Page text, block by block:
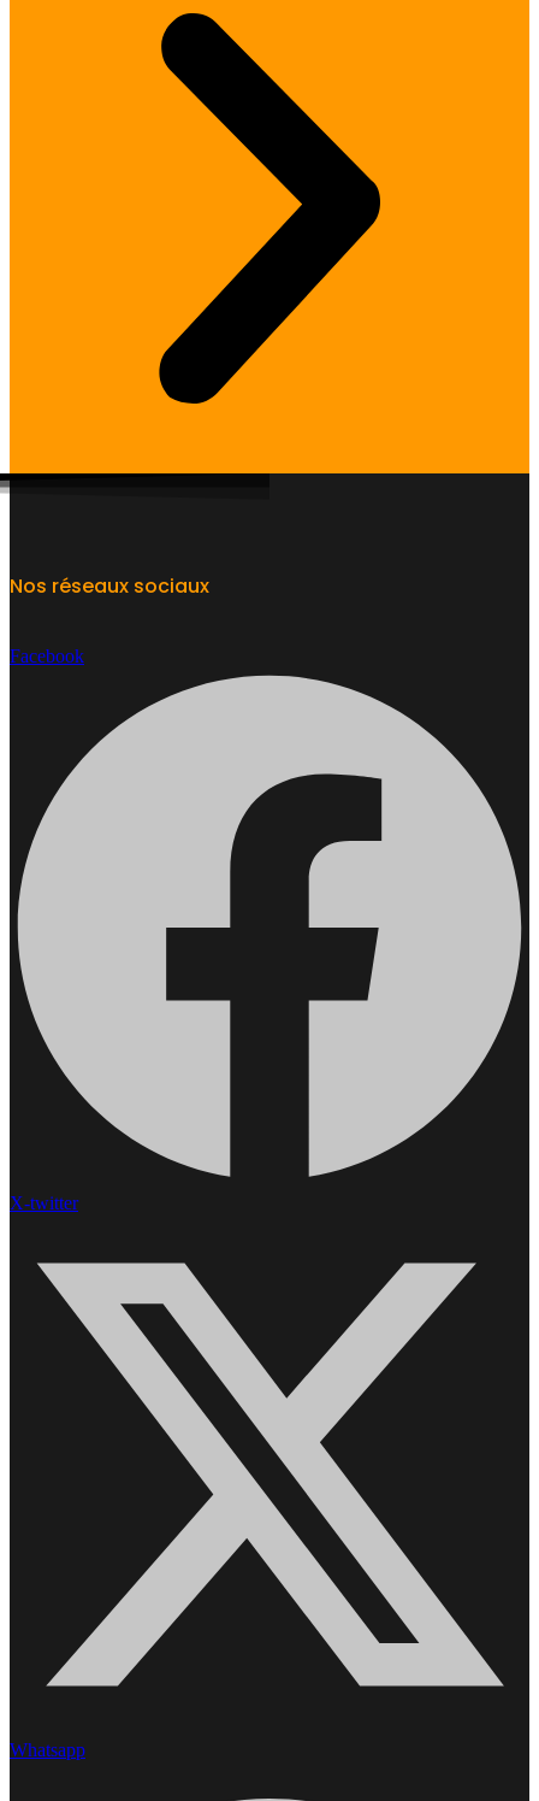
Nos réseaux sociaux
Facebook
X-twitter
Whatsapp